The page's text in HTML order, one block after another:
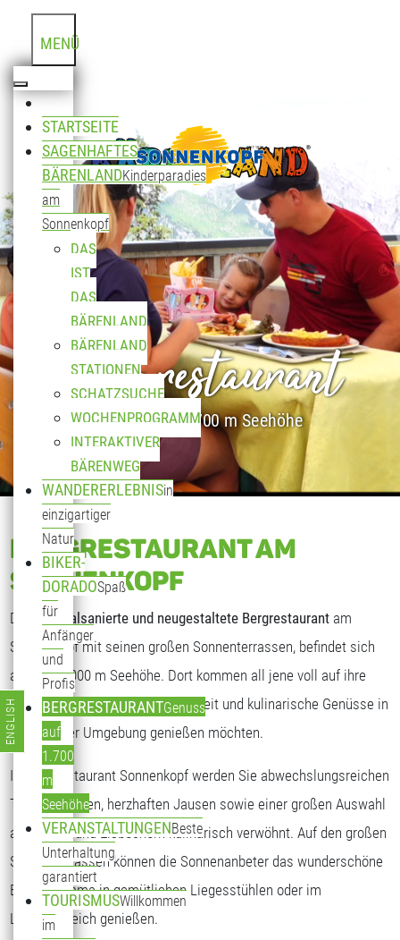
MENÜ
STARTSEITE
SAGENHAFTES
BÄRENLANDKinderparadies
am
Sonnenkopf
DAS
IST
DAS
BÄRENLAND
BÄRENLAND
STATIONEN
SCHATZSUCHE
WOCHENPROGRAMM
INTERAKTIVER
BÄRENWEG
WANDERERLEBNISin
einzigartiger
Natur
BIKER-
DORADOSpaß
für
Anfänger
und
Profis
BERGRESTAURANTGenuss
auf
1.700
m
Seehöhe
VERANSTALTUNGENBeste
Unterhaltung
garantiert
TOURISMUSWillkommen
im
Bergrestaurant
Genuss auf 1.700 m Seehöhe
BERGRESTAURANT AM
SONNENKOPF
Das generalsanierte und neugestaltete Bergrestaurant am
Sonnenkopf mit seinen großen Sonnenterrassen, befindet sich
auf fast 2.000 m Seehöhe. Dort kommen all jene voll auf ihre
Kosten, die freundliche Gastlichkeit und kulinarische Genüsse in
traumhafter Umgebung genießen möchten.
Im Bergrestaurant Sonnenkopf werden Sie abwechslungsreichen
Tagesgerichten, herzhaften Jausen sowie einer großen Auswahl
an Kuchen und Eisbechern kulinarisch verwöhnt. Auf den großen
Sonnenterrassen können die Sonnenanbeter das wunderschöne
Bergpanorama in gemütlichen Liegesstühlen oder im
Loungebereich genießen.
Sprache auswählen
ENGLISH